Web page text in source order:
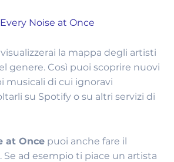
la mappa degli artisti
genere. Così puoi scoprire nuovi
musicali di cui ignoravi
su Spotify o su altri servizi di
at Once puoi anche fare il
Se ad esempio ti piace un artista